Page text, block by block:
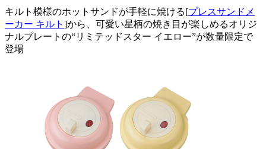
キルト模様のホットサンドが手軽に焼ける[プレスサンドメ
ーカー キルト ]から、可愛い星柄の焼き目が楽しめるオリジ
ナルプレートの“リミテッドスター イエロー”が数量限定で
登場